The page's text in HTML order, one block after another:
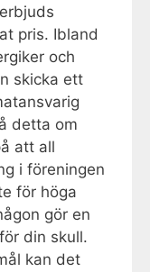
pris. Ibland
och
skicka ett
detta om
att all
i föreningen
för höga
gör en
din skull.
kan det